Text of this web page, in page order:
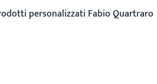
personalizzati Fabio Quartraro